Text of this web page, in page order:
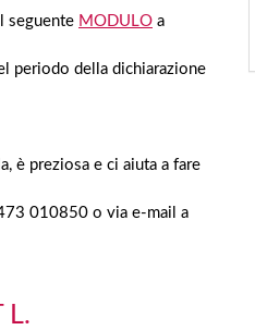
seguente MODULO a
periodo della dichiarazione
è preziosa e ci aiuta a fare
010850 o via e-mail a
L.